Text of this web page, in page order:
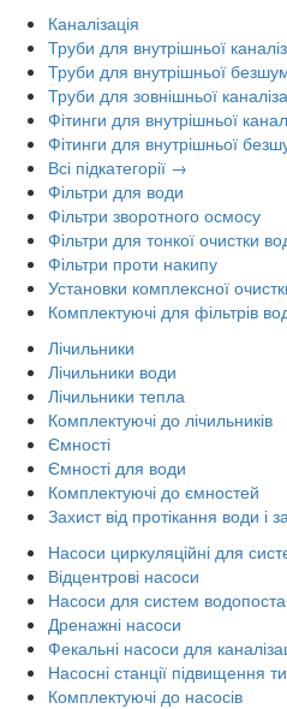
Каналізація
Труби для внутрішньої
Труби для внутрішньої
Труби для зовнішньої
Фітинги для внутрішньої
Фітинги для внутрішньої
Всі підкатегорії →
Фільтри для води
Фільтри зворотного осмосу
Фільтри для тонкої очистки
Фільтри проти накипу
Установки комплексної
Комплектуючі для фільтрів
Лічильники
Лічильники води
Лічильники тепла
Комплектуючі до лічильників
Ємності
Ємності для води
Комплектуючі до ємностей
Захист від протікання води і
Насоси циркуляційні для
Відцентрові насоси
Насоси для систем
Дренажні насоси
Фекальні насоси для
Насосні станції підвищення
Комплектуючі до насосів